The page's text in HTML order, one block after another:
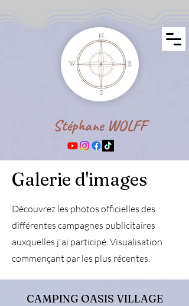
Stéphane WOLFF
Galerie d'images
Découvrez les photos officielles des
différentes campagnes publicitaires
auxquelles j'ai participé. Visualisation
commençant par les plus récentes.
CAMPING OASIS VILLAGE